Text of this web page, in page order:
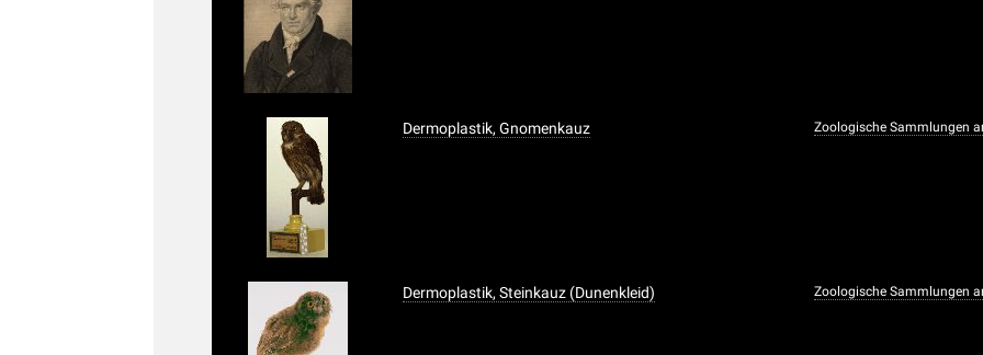
Dermoplastik, Gnomenkauz Zoologische Sammlungen
Dermoplastik, Steinkauz (Dunenkleid) Zoologische Sammlungen